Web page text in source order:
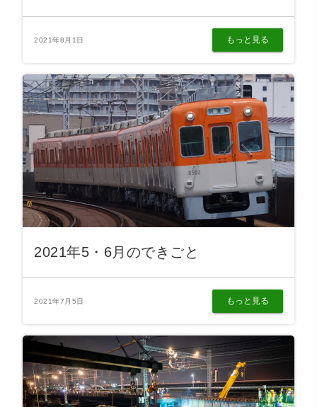
2021年8月1日 もっと見る
2021年5・6月のできごと
2021年7月5日 もっと見る